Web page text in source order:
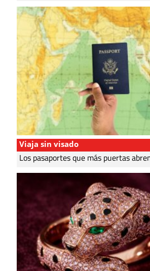
Viaja sin visado
Los pasaportes que más puertas